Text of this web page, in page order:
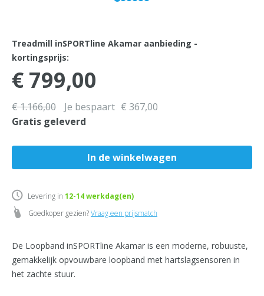
Treadmill inSPORTline Akamar aanbieding -
kortingsprijs:
€ 799,00
€ 1.166,00 Je bespaart € 367,00
Gratis geleverd
Levering in 12-14werkdag(en)
Goedkoper gezien?Vraag een prijsmatch
De Loopband inSPORTline Akamar is een moderne, robuuste,
gemakkelijk opvouwbare loopband met hartslagsensoren in
het zachte stuur.